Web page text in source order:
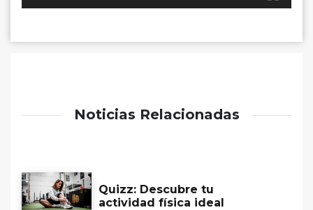
Noticias Relacionadas
Quizz: Descubre tu
actividad física ideal